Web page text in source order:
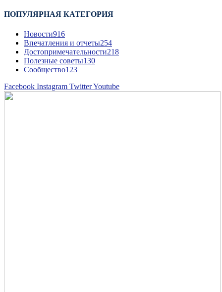
ПОПУЛЯРНАЯ КАТЕГОРИЯ
Новости916
Впечатления и отчеты254
Достопримечательности218
Полезные советы130
Сообщество123
Facebook Instagram TwitterYoutube